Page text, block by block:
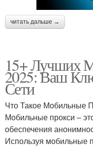
читать дальше →
15+ Лучших
2025: Ваш
Сети
Что Такое Мобильные
Мобильные прокси –
обеспечения
Используя мобильные